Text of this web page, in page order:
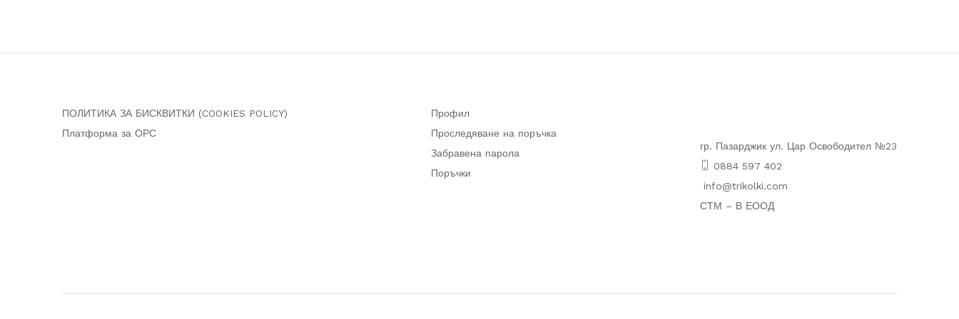
ПОЛИТИКА ЗА БИСКВИТКИ (COOKIES POLICY)
Платформа за ОРС
Профил
Проследяване на поръчка
Забравена парола
Поръчки
гр. Пазарджик ул. Цар Освободител №23
0884 597 402
info@trikolki.com
СТМ – В ЕООД